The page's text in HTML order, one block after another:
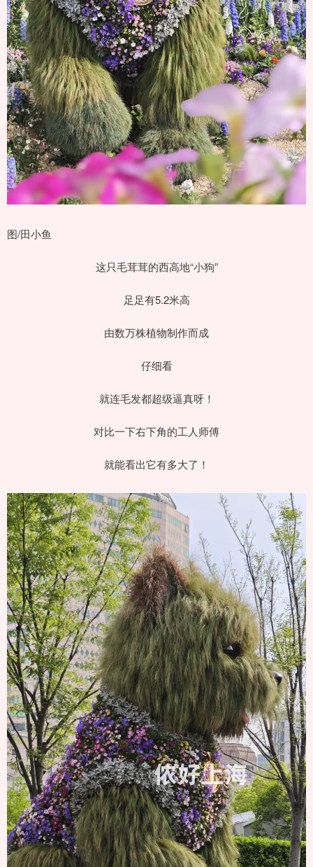
图/田小鱼
这只毛茸茸的西高地“小狗”
足足有5.2米高
由数万株植物制作而成
仔细看
就连毛发都超级逼真呀！
对比一下右下角的工人师傅
就能看出它有多大了！